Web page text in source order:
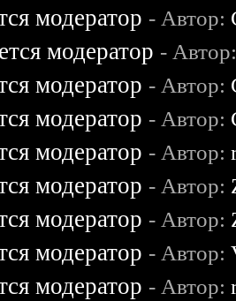
модератор - Автор:
модератор -
модератор - Автор:
модератор - Автор:
модератор - Автор:
модератор - Автор:
модератор - Автор:
модератор - Автор:
модератор - Автор: